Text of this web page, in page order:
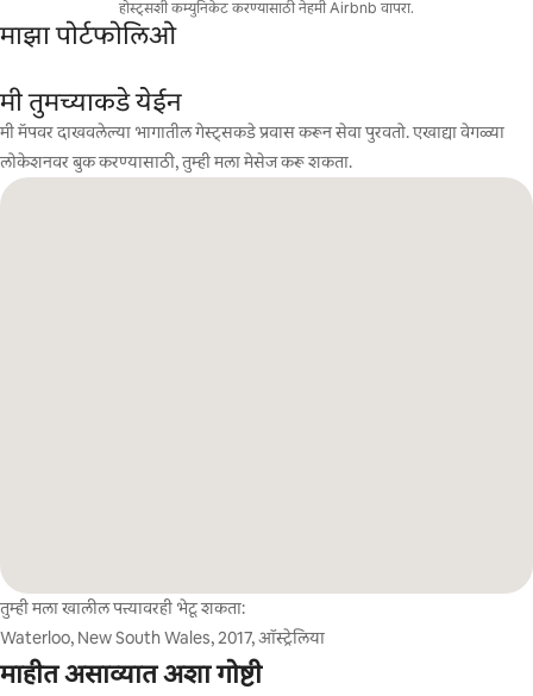
होस्ट्सशी कम्युनिकेट करण्यासाठी नेहमी Airbnb वापरा.
माझा पोर्टफोलिओ
मी तुमच्याकडे येईन
मी मॅपवर दाखवलेल्या भागातील गेस्ट्सकडे प्रवास करून सेवा पुरवतो. एखाद्या वेगळ्या
लोकेशनवर बुक करण्यासाठी, तुम्ही मला मेसेज करू शकता.
तुम्ही मला खालील पत्त्यावरही भेटू शकता:
Waterloo, New South Wales, 2017, ऑस्ट्रेलिया
माहीत असाव्यात अशा गोष्टी